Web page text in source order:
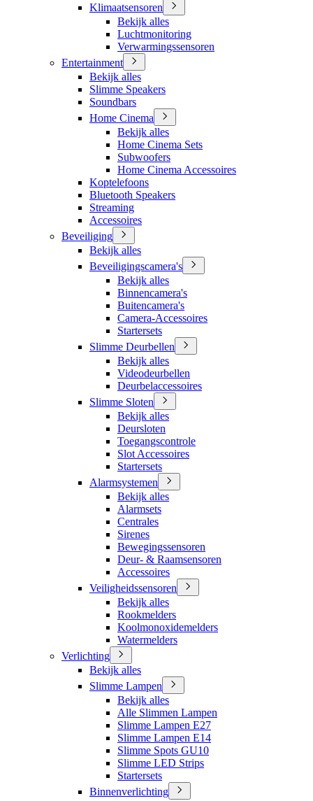
Klimaatsensoren
Bekijk alles
Luchtmonitoring
Verwarmingssensoren
Entertainment
Bekijk alles
Slimme Speakers
Soundbars
Home Cinema
Bekijk alles
Home Cinema Sets
Subwoofers
Home Cinema Accessoires
Koptelefoons
Bluetooth Speakers
Streaming
Accessoires
Beveiliging
Bekijk alles
Beveiligingscamera's
Bekijk alles
Binnencamera's
Buitencamera's
Camera-Accessoires
Startersets
Slimme Deurbellen
Bekijk alles
Videodeurbellen
Deurbelaccessoires
Slimme Sloten
Bekijk alles
Deursloten
Toegangscontrole
Slot Accessoires
Startersets
Alarmsystemen
Bekijk alles
Alarmsets
Centrales
Sirenes
Bewegingssensoren
Deur- & Raamsensoren
Accessoires
Veiligheidssensoren
Bekijk alles
Rookmelders
Koolmonoxidemelders
Watermelders
Verlichting
Bekijk alles
Slimme Lampen
Bekijk alles
Alle Slimmen Lampen
Slimme Lampen E27
Slimme Lampen E14
Slimme Spots GU10
Slimme LED Strips
Startersets
Binnenverlichting